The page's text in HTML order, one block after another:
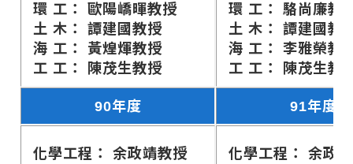
環 工： 歐陽嶠暉教授
土 木： 譚建國教授
海 工： 黃煌煇教授
工 工： 陳茂生教授
環 工： 駱尚廉教
土 木： 譚建國教
海 工： 李雅榮教
工 工： 陳茂生教
90年度 91年度
化學工程： 余政靖教授
化學工程： 余政